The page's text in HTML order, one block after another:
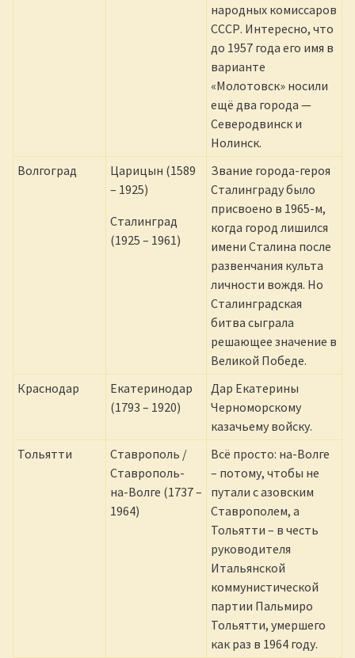
народных комиссаров
СССР. Интересно, что
до 1957 года его имя в
варианте
«Молотовск» носили
ещё два города —
Северодвинск и
Нолинск.
Волгоград
Царицын (1589
– 1925)
Сталинград
(1925 – 1961)
Звание города-героя
Сталинграду было
присвоено в 1965-м,
когда город лишился
имени Сталина после
развенчания культа
личности вождя. Но
Сталинградская
битва сыграла
решающее значение в
Великой Победе.
Краснодар
Екатеринодар
(1793 – 1920)
Дар Екатерины
Черноморскому
казачьему войску.
Тольятти
Ставрополь /
Ставрополь-
на-Волге (1737 –
1964)
Всё просто: на-Волге
– потому, чтобы не
путали с азовским
Ставрополем, а
Тольятти – в честь
руководителя
Итальянской
коммунистической
партии Пальмиро
Тольятти, умершего
как раз в 1964 году.